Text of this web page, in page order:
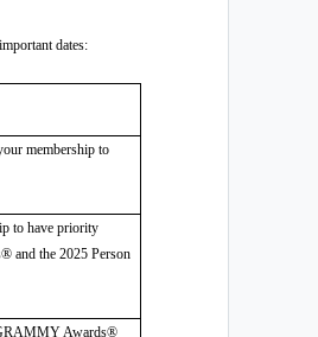
dates:
membership to
to have priority
and the 2025 Person
Awards®